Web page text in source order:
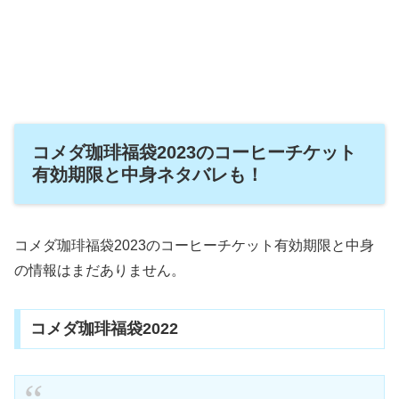
コメダ珈琲福袋2023のコーヒーチケット
有効期限と中身ネタバレも！
コメダ珈琲福袋2023のコーヒーチケット有効期限と中身
の情報はまだありません。
コメダ珈琲福袋2022